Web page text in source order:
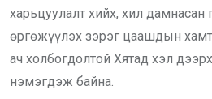
харьцуулалт хийх, хил дамнасан
өргөжүүлэх зэрэг цаашдын
ач холбогдолтой Хятад хэл
нэмэгдэж байна.